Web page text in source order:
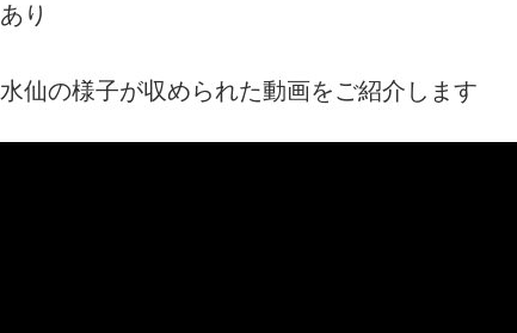
あり
水仙の様子が収められた動画をご紹介します